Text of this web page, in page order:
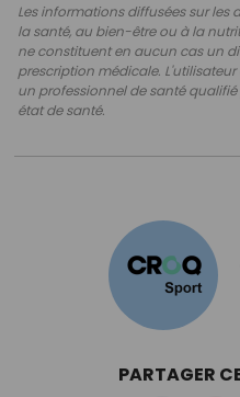
Les informations diffusées sur les
la santé, au bien-être ou à la
ne constituent en aucun cas un
prescription médicale.
un professionnel de santé
état de santé.
PARTAGER